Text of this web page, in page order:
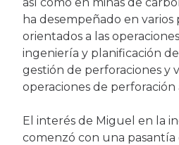
ha desempeñado en varios
orientados a las
ingeniería y planificación
gestión de perforaciones y
operaciones de perforación
El interés de Miguel en la
comenzó con una